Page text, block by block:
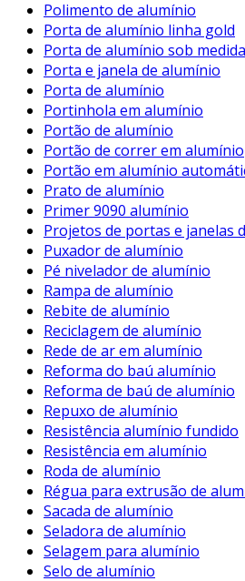
O desengraxante para alumínio é
ferramenta indispensável para
limpeza e a manutenção de
metálicas. Com seu uso, é possível
vida útil de peças e equipamentos,
manter a estética do alumínio.
Portanto, ao escolher um
considere as especificidades do
garantir uma aplicação adequada.
será uma superfície limpa, pronta
ou para a aplicação de outros
como pintura.
Em resumo, a escolha do
pode fazer toda a diferença na
durabilidade de peças de alumínio.
Polimento de alumínio
Porta de alumínio linha gold
Porta de alumínio sob medida
Porta e janela de alumínio
Porta de alumínio
Portinhola em alumínio
Portão de alumínio
Portão de correr em alumínio
Portão em alumínio
Prato de alumínio
Primer 9090 alumínio
Projetos de portas e janelas
Puxador de alumínio
Pé nivelador de alumínio
Rampa de alumínio
Rebite de alumínio
Reciclagem de alumínio
Rede de ar em alumínio
Reforma do baú alumínio
Reforma de baú de alumínio
Repuxo de alumínio
Resistência alumínio fundido
Resistência em alumínio
Roda de alumínio
Régua para extrusão de
Sacada de alumínio
Seladora de alumínio
Selagem para alumínio
Selo de alumínio